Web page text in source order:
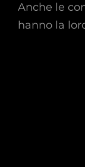
Anche le
hanno la